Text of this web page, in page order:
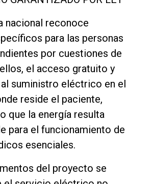
nacional reconoce
para las personas
por cuestiones de
el acceso gratuito y
suministro eléctrico en el
reside el paciente,
que la energía resulta
para el funcionamiento de
esenciales.
del proyecto se